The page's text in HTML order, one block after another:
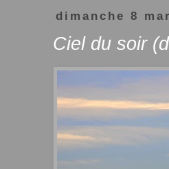
dimanche 8
Ciel du soir